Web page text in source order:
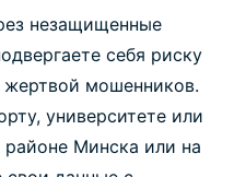
незащищенные
себя риску
жертвой мошенников.
университете или
Минска или на